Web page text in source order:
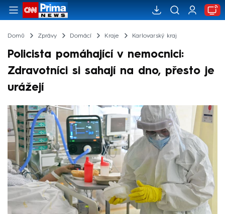
Domů Zprávy Domácí Kraje Karlovarský kraj
Policista pomáhající v nemocnici:
Zdravotníci si sahají na dno, přesto je
urážejí